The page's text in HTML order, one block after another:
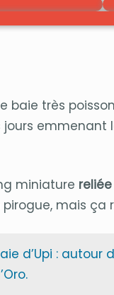
baie très
miniature
mais
d’Upi : autour